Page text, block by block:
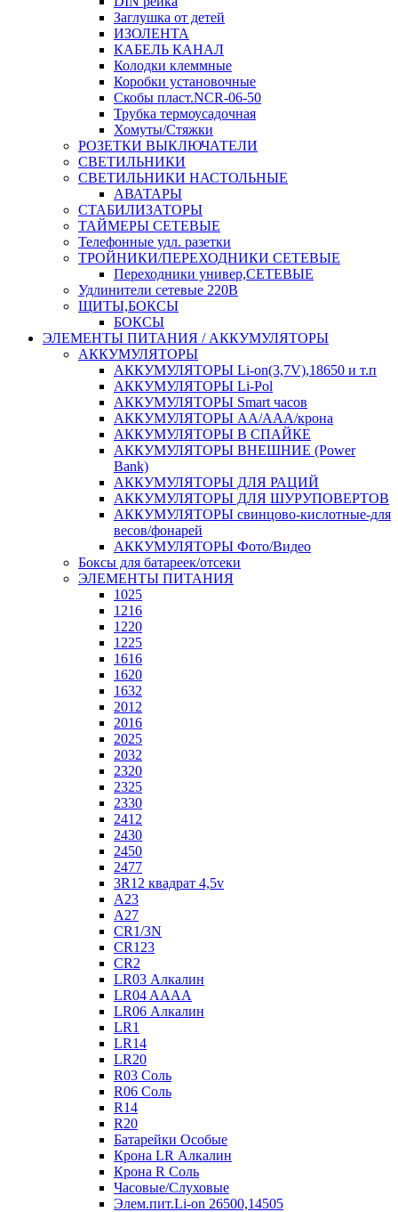
Заглушка от детей
ИЗОЛЕНТА
КАБЕЛЬ КАНАЛ
Колодки клеммные
Коробки установочные
Скобы пласт.NCR-06-50
Трубка термоусадочная
Хомуты/Стяжки
РОЗЕТКИ ВЫКЛЮЧАТЕЛИ
СВЕТИЛЬНИКИ
СВЕТИЛЬНИКИ НАСТОЛЬНЫЕ
АВАТАРЫ
СТАБИЛИЗАТОРЫ
ТАЙМЕРЫ СЕТЕВЫЕ
Телефонные удл. разетки
ТРОЙНИКИ/ПЕРЕХОДНИКИ СЕТЕВЫЕ
Переходники универ,СЕТЕВЫЕ
Удлинители сетевые 220В
ЩИТЫ,БОКСЫ
БОКСЫ
ЭЛЕМЕНТЫ ПИТАНИЯ / АККУМУЛЯТОРЫ
АККУМУЛЯТОРЫ
АККУМУЛЯТОРЫ Li-on(3,7V),18650 и т.п
АККУМУЛЯТОРЫ Li-Pol
АККУМУЛЯТОРЫ Smart часов
АККУМУЛЯТОРЫ АА/ААА/крона
АККУМУЛЯТОРЫ В СПАЙКЕ
АККУМУЛЯТОРЫ ВНЕШНИЕ (Power
Bank)
АККУМУЛЯТОРЫ ДЛЯ РАЦИЙ
АККУМУЛЯТОРЫ ДЛЯ ШУРУПОВЕРТОВ
АККУМУЛЯТОРЫ свинцово-кислотные-для
весов/фонарей
АККУМУЛЯТОРЫ Фото/Видео
Боксы для батареек/отсеки
ЭЛЕМЕНТЫ ПИТАНИЯ
1025
1216
1220
1225
1616
1620
1632
2012
2016
2025
2032
2320
2325
2330
2412
2430
2450
2477
3R12 квадрат 4,5v
A23
A27
CR1/3N
CR123
CR2
LR03 Алкалин
LR04 AAAA
LR06 Алкалин
LR1
LR14
LR20
R03 Соль
R06 Соль
R14
R20
Батарейки Особые
Крона LR Алкалин
Крона R Соль
Часовые/Слуховые
Элем.пит.Li-on 26500,14505